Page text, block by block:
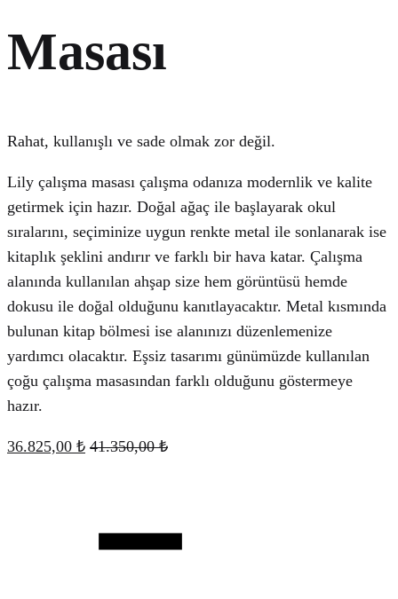
Masası
Rahat, kullanışlı ve sade olmak zor değil.
Lily çalışma masası çalışma odanıza modernlik ve kalite
getirmek için hazır. Doğal ağaç ile başlayarak okul
sıralarını, seçiminize uygun renkte metal ile sonlanarak ise
kitaplık şeklini andırır ve farklı bir hava katar. Çalışma
alanında kullanılan ahşap size hem görüntüsü hemde
dokusu ile doğal olduğunu kanıtlayacaktır. Metal kısmında
bulunan kitap bölmesi ise alanınızı düzenlemenize
yardımcı olacaktır. Eşsiz tasarımı günümüzde kullanılan
çoğu çalışma masasından farklı olduğunu göstermeye
hazır.
36.825,00 ₺ 41.350,00₺